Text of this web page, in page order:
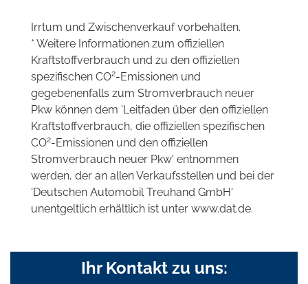
Irrtum und Zwischenverkauf vorbehalten.
* Weitere Informationen zum offiziellen
Kraftstoffverbrauch und zu den offiziellen
spezifischen CO2-Emissionen und
gegebenenfalls zum Stromverbrauch neuer
Pkw können dem 'Leitfaden über den offiziellen
Kraftstoffverbrauch, die offiziellen spezifischen
CO2-Emissionen und den offiziellen
Stromverbrauch neuer Pkw' entnommen
werden, der an allen Verkaufsstellen und bei der
'Deutschen Automobil Treuhand GmbH'
unentgeltlich erhältlich ist unter www.dat.de.
Ihr Kontakt zu uns: